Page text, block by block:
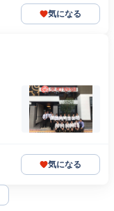
気になる
気になる